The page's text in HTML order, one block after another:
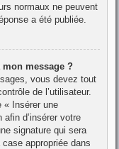
normaux ne peuvent
a été publiée.
message ?
vous devez tout
de l’utilisateur.
« Insérer une
d’insérer votre
signature qui sera
appropriée dans